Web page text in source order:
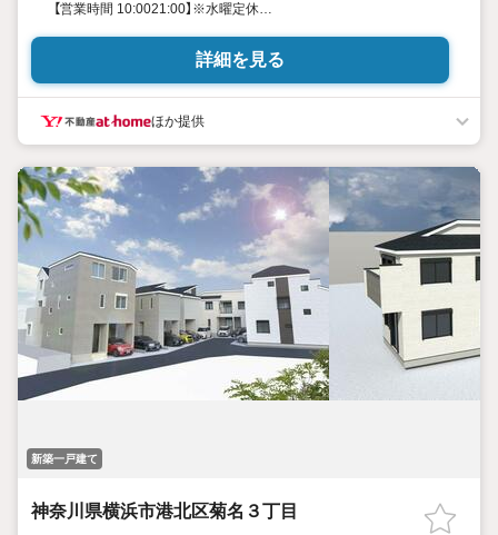
【営業時間 10:0021:00】※水曜定休
現地を見学される場合は「室内・現地を見学する（無料）」ボタンよ
り
す。
◎現地のご案内について
・平日や夜遅い時間帯もご案内が可能 ※定休日を除く
・経験豊富なスタッフが物件詳細を丁寧にご説明いたします。
・車でご自宅や最寄り駅等、ご指定の場所まで送迎します。
・チャイルドシートのご用意ございます。
◎個別FP相談会 無料
物件のご紹介だけでなく住宅ローン・資金のご相談、
まずは家探しについて話を聞きたいという方も大歓迎です！
年間8000棟以上の限定物件を発表しているオープンハウスだから
出会える物件が多数ございます。
※限定物件:当社のみ、もしくは当社を含めた数社でのみご紹介可
能なオープンハウス・ディベロップメントの物件
詳細を見る
ほか提供
新築一戸建て
神奈川県横浜市港北区菊名３丁目